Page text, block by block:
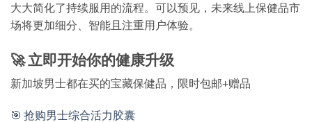
大大简化了持续服用的流程。可以预见，未来线上保健品市
场将更加细分、智能且注重用户体验。
🚀 立即开始你的健康升级
新加坡男士都在买的宝藏保健品，限时包邮+赠品
🎯 抢购男士综合活力胶囊